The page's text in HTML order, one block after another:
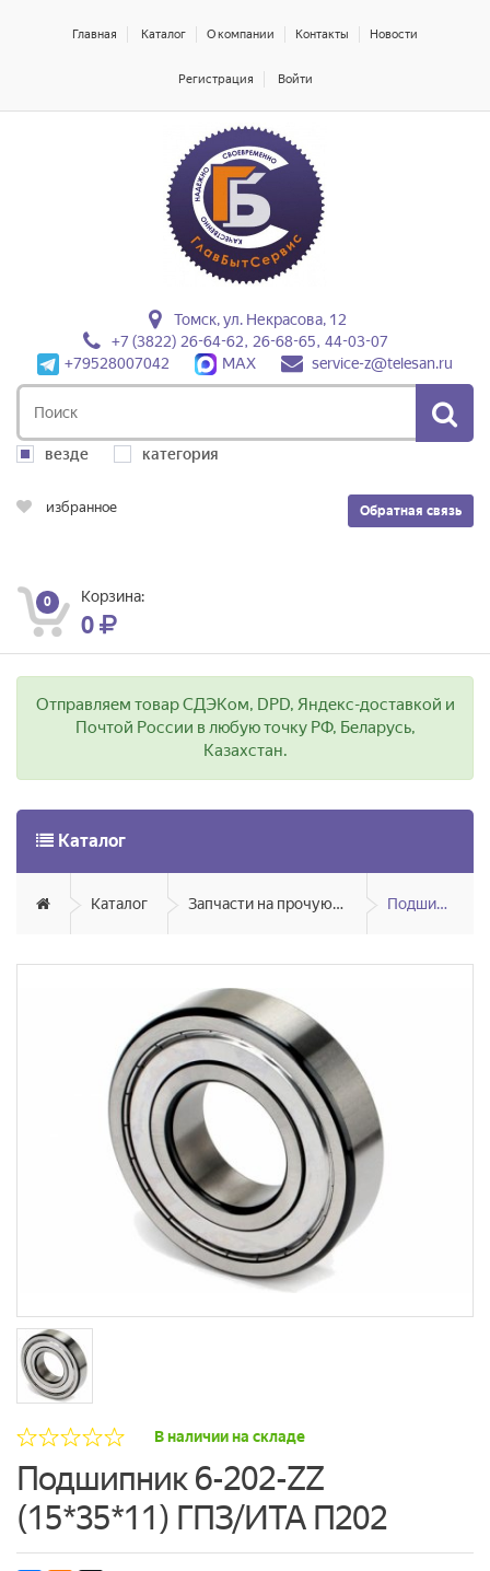
Главная Каталог О компании Контакты Новости
Регистрация Войти
Томск, ул. Некрасова, 12
+7 (3822) 26-64-62, 26-68-65, 44-03-07
+79528007042
MAX service-z@telesan.ru
везде категория
Обратная связь
избранное
0 Корзина:
0
Отправляем товар СДЭКом, DPD, Яндекс-доставкой и
Почтой России в любую точку РФ, Беларусь,
Казахстан.
Каталог
Каталог Запчасти на прочую технику Подшипники
В наличии на складе
Подшипник 6-202-ZZ
(15*35*11) ГПЗ/ИТА П202